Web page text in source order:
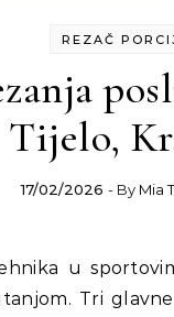
REZAČ
Tijelo,
17/02/2026 - By Mia
u
Tri